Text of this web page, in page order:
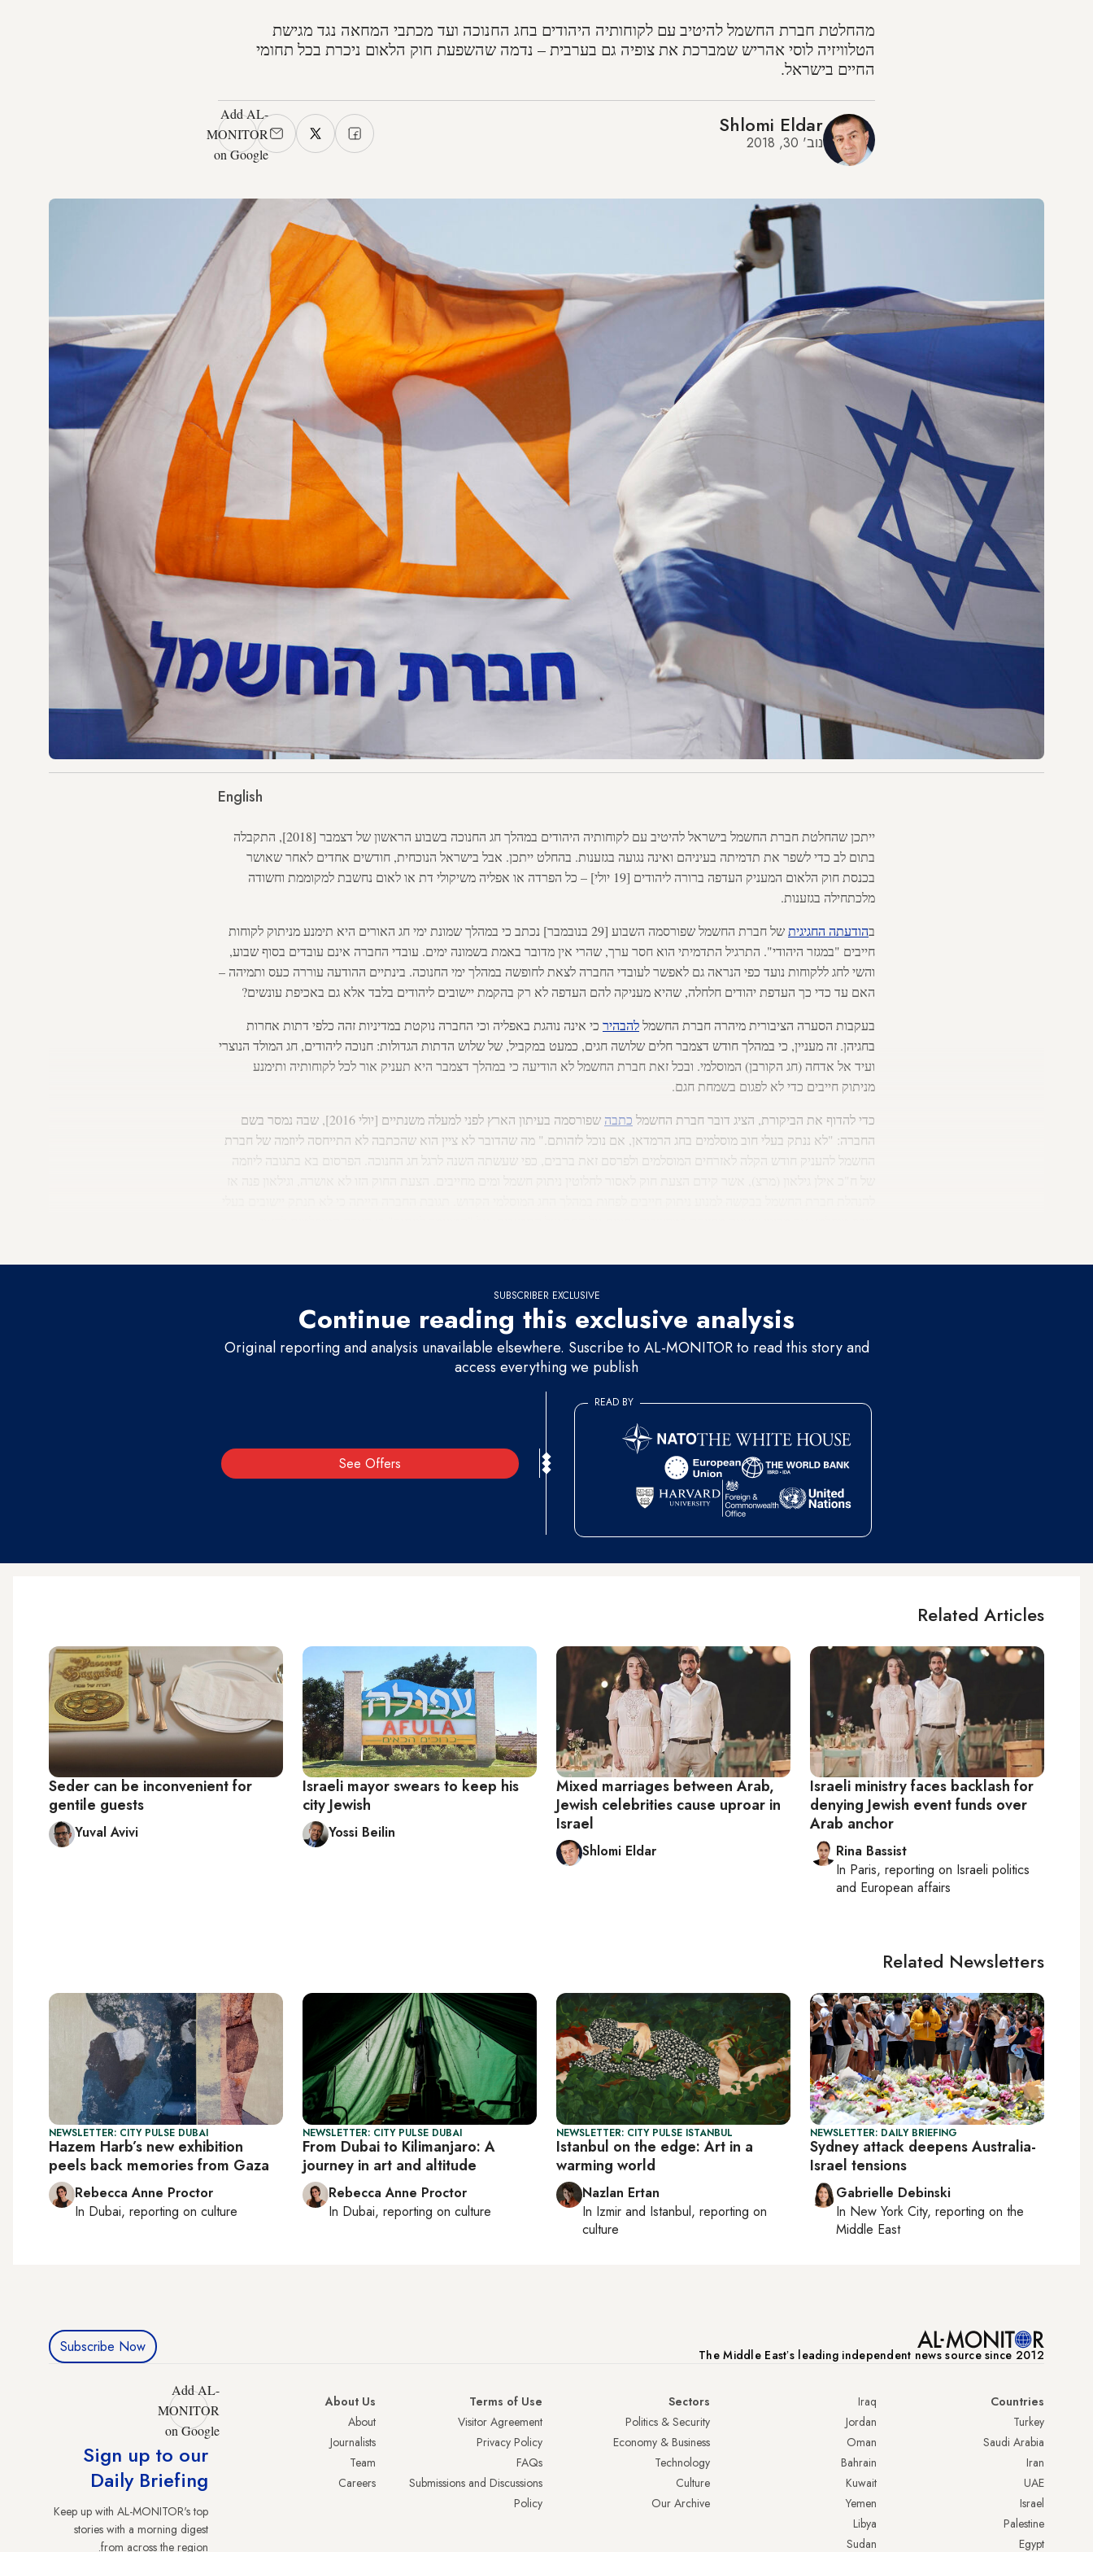
מהחלטת חברת החשמל להיטיב עם לקוחותיה היהודים בחג החנוכה ועד מכתבי המחאה נגד מגישת
הטלוויזיה לוסי אהריש שמברכת את צופיה גם בערבית – נדמה שהשפעת חוק הלאום ניכרת בכל תחומי
החיים בישראל.
Shlomi Eldar
נוב' 30, 2018
Add AL-
MONITOR
on Google
English
ייתכן שהחלטת חברת החשמל בישראל להיטיב עם לקוחותיה היהודים במהלך חג החנוכה בשבוע הראשון של דצמבר [2018], התקבלה
בתום לב כדי לשפר את תדמיתה בעיניהם ואינה נגועה בגזענות. בהחלט ייתכן. אבל בישראל הנוכחית, חודשים אחדים לאחר שאושר
בכנסת חוק הלאום המעניק העדפה ברורה ליהודים [19 יולי] – כל הפרדה או אפליה משיקולי דת או לאום נחשבת למקוממת וחשודה
מלכתחילה בגזענות.
בהודעתה החגיגית
של חברת החשמל שפורסמה השבוע [29 בנובמבר] נכתב כי במהלך שמונת ימי חג האורים היא תימנע מניתוק לקוחות
חייבים "במגזר היהודי". התרגיל התדמיתי הוא חסר ערך, שהרי אין מדובר באמת בשמונה ימים. עובדי החברה אינם עובדים בסוף שבוע,
והשי לחג ללקוחות נועד כפי הנראה גם לאפשר לעובדי החברה לצאת לחופשה במהלך ימי החנוכה. בינתיים ההודעה עוררה כעס ותמיהה –
האם עד כדי כך העדפת יהודים חלחלה, שהיא מעניקה להם העדפה לא רק בהקמת יישובים ליהודים בלבד אלא גם באכיפת עונשים?
בעקבות הסערה הציבורית מיהרה חברת החשמללהבהיר כי אינה נוהגת באפליה וכי החברה נוקטת במדיניות זהה כלפי דתות אחרות
בחגיהן. זה מעניין, כי במהלך חודש דצמבר חלים שלושה חגים, כמעט במקביל, של שלוש הדתות הגדולות: חנוכה ליהודים, חג המולד הנוצרי
ועיד אל אדחה (חג הקורבן) המוסלמי. ובכל זאת חברת החשמל לא הודיעה כי במהלך דצמבר היא תעניק אור לכל לקוחותיה ותימנע
מניתוק חייבים כדי לא לפגום בשמחת חגם.
כדי להדוף את הביקורת, הציג דובר חברת החשמל כתבה
שפורסמה בעיתון הארץ לפני למעלה משנתיים [יולי 2016], שבה נמסר בשם
החברה: "לא ננתק בעלי חוב מוסלמים בחג הרמדאן, אם נוכל לזהותם." מה שהדובר לא ציין הוא שהכתבה לא התייחסה ליוזמה של חברת
החשמל להעניק חודש הקלה לאזרחים המוסלמים ולפרסם זאת ברבים, כפי שעשתה השנה לרגל חג החנוכה. הפרסום בא בתגובה ליוזמה
SUBSCRIBER EXCLUSIVE
Continue reading this exclusive analysis
Original reporting and analysis unavailable elsewhere. Suscribe to AL-MONITOR to read this story and
access everything we publish
See Offers
READ BY
Related Articles
Israeli ministry faces backlash for
denying Jewish event funds over
Arab anchor
Rina Bassist
In Paris, reporting on Israeli politics
and European affairs
Mixed marriages between Arab,
Jewish celebrities cause uproar in
Israel
Shlomi Eldar
Israeli mayor swears to keep his
city Jewish
Yossi Beilin
Seder can be inconvenient for
gentile guests
Yuval Avivi
Related Newsletters
NEWSLETTER: DAILY BRIEFING
Sydney attack deepens Australia-
Israel tensions
Gabrielle Debinski
In New York City, reporting on the
Middle East
NEWSLETTER: CITY PULSE ISTANBUL
Istanbul on the edge: Art in a
warming world
Nazlan Ertan
In Izmir and Istanbul, reporting on
culture
NEWSLETTER: CITY PULSE DUBAI
From Dubai to Kilimanjaro: A
journey in art and altitude
Rebecca Anne Proctor
In Dubai, reporting on culture
NEWSLETTER: CITY PULSE DUBAI
Hazem Harb’s new exhibition
peels back memories from Gaza
Rebecca Anne Proctor
In Dubai, reporting on culture
The Middle Eastʼs leading independent news source since 2012
Subscribe Now
Countries
Turkey
Saudi Arabia
Iran
UAE
Israel
Palestine
Egypt
Iraq
Jordan
Oman
Bahrain
Kuwait
Yemen
Libya
Sudan
Sectors
Politics & Security
Economy & Business
Technology
Culture
Our Archive
Terms of Use
Visitor Agreement
Privacy Policy
FAQs
Submissions and Discussions
Policy
About Us
About
Journalists
Team
Careers
Add AL-
MONITOR
on Google
Sign up to our
Daily Briefing
Keep up with AL-MONITOR's top
stories with a morning digest
from across the region.